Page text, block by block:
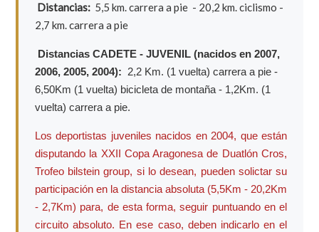
Distancias: 5,5 km. carrera a pie - 20,2 km. ciclismo -
2,7 km. carrera a pie
Distancias CADETE - JUVENIL (nacidos en 2007,
2006, 2005, 2004): 2,2 Km. (1 vuelta) carrera a pie -
6,50Km (1 vuelta) bicicleta de montaña - 1,2Km. (1
vuelta) carrera a pie.
Los deportistas juveniles nacidos en 2004, que están
disputando la XXII Copa Aragonesa de Duatlón Cros,
Trofeo bilstein group, si lo desean, pueden solictar su
participación en la distancia absoluta (5,5Km - 20,2Km
- 2,7Km) para, de esta forma, seguir puntuando en el
circuito absoluto. En ese caso, deben indicarlo en el